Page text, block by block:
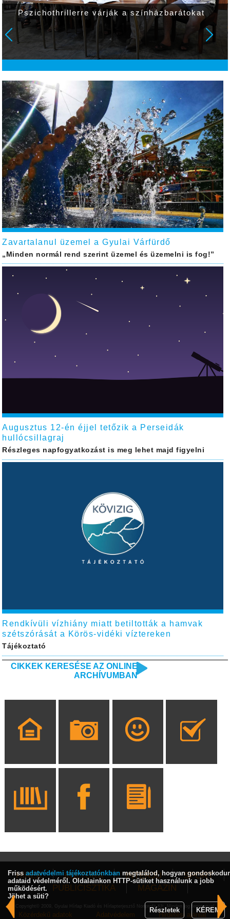
Pszichothrillerre várják a színházbarátokat
Zavartalanul üzemel a Gyulai Várfürdő
„Minden normál rend szerint üzemel és üzemelni is fog!”
Augusztus 12-én éjjel tetőzik a Perseidák
hullócsillagraj
Részleges napfogyatkozást is meg lehet majd figyelni
Rendkívüli vízhiány miatt betiltották a hamvak
szétszórását a Körös-vidéki víztereken
Tájékoztató
CIKKEK KERESÉSE AZ ONLINE
ARCHÍVUMBAN
HÍREK KULTÚRA INTERJÚ
SPORT
PUBLICISZTIKA
MAGAZIN
Copyright© 2009, Gyulai Hírlap Kiadó és Hírlapterjesztő Nonprofit Kft. Minden jog fenntartva!
Közérdekű adatok Adatvédelem
Hirdetési ajánlat
Friss adatvédelmi tájékoztatónkban megtalálod, hogyan
adataid védelméről. Oldalainkon HTTP-sütiket használunk a jobb
működésért.
Jöhet a süti?
Részletek
KÉREM